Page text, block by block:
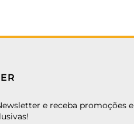
e receba promoções e